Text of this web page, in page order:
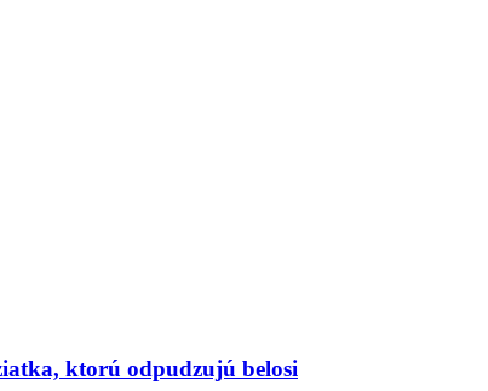
ktorú odpudzujú belosi